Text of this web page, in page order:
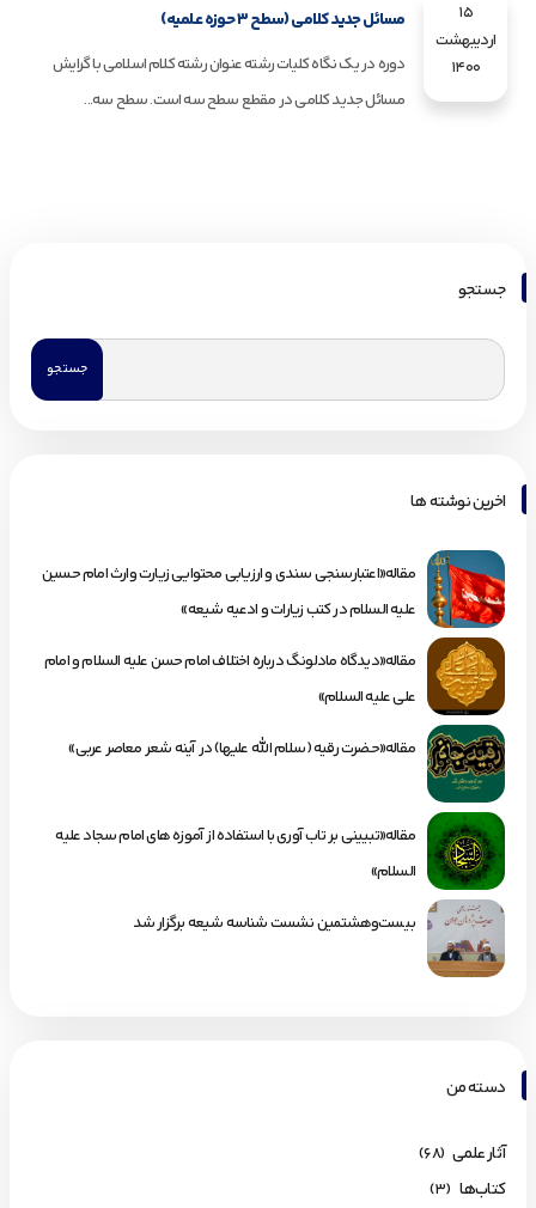
15
اردیبهشت
1400
مسائل جدید کلامی (سطح 3 حوزه علمیه)
دوره در یک نگاه کلیات رشته عنوان رشته کلام اسلامی با گرایش
مسائل جدید کلامی در مقطع سطح سه است. سطح سه...
جستجو
اخرین نوشته ها
مقاله«اعتبارسنجی سندی و ارزیابی محتوایی زیارت وارث امام حسین
علیه السلام در کتب زیارات و ادعیه شیعه»
مقاله«دیدگاه مادلونگ درباره اختلاف امام حسن علیه السلام و امام
علی علیه السلام»
مقاله«حضرت رقیه (سلام الله علیها) در آینه شعر معاصر عربی»
مقاله«تبیینی بر تاب آوری با استفاده از آموزه های امام سجاد علیه
السلام»
بیست‌وهشتمین نشست شناسه شیعه برگزار شد
دسته من
آثار علمی (68)
کتاب‌ها (3)